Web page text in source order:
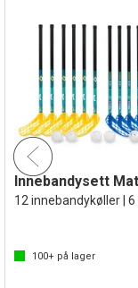
12 innebandykøller |
100+ på lager